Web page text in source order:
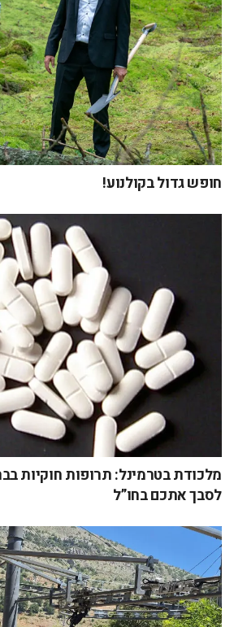
חופש גדול בקולנוע!
מלכודת בטרמינל: תרופות חוקיות
לסבך אתכם בחו”ל